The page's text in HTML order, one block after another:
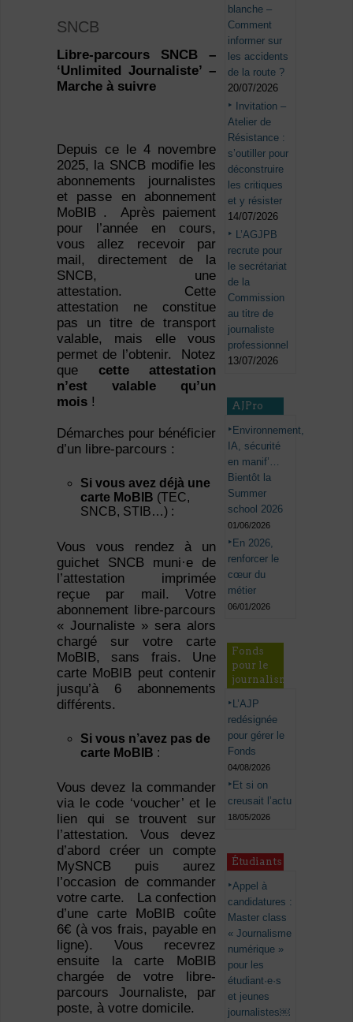
SNCB
Libre-parcours SNCB –
‘Unlimited Journaliste’ –
Marche à suivre
Depuis ce le 4 novembre
2025, la SNCB modifie les
abonnements journalistes
et passe en abonnement
MoBIB . Après paiement
pour l’année en cours,
vous allez recevoir par
mail, directement de la
SNCB, une
attestation. Cette
attestation ne constitue
pas un titre de transport
valable, mais elle vous
permet de l’obtenir. Notez
que cette attestation
n’est valable qu’un
mois!
Démarches pour bénéficier
d’un libre-parcours :
Si vous avez déjà une
carte MoBIB (TEC,
SNCB, STIB…) :
Vous vous rendez à un
guichet SNCB muni·e de
l’attestation imprimée
reçue par mail. Votre
abonnement libre-parcours
« Journaliste » sera alors
chargé sur votre carte
MoBIB, sans frais. Une
carte MoBIB peut contenir
jusqu’à 6 abonnements
différents.
Si vous n’avez pas de
carte MoBIB :
Vous devez la commander
via le code ‘voucher’ et le
lien qui se trouvent sur
l’attestation. Vous devez
d’abord créer un compte
MySNCB puis aurez
l’occasion de commander
votre carte. La confection
d’une carte MoBIB coûte
6€ (à vos frais, payable en
ligne). Vous recevrez
ensuite la carte MoBIB
chargée de votre libre-
parcours Journaliste, par
poste, à votre domicile.
blanche –
Comment
informer sur
les accidents
de la route ?
20/07/2026
Invitation –
Atelier de
Résistance :
s’outiller pour
déconstruire
les critiques
et y résister
14/07/2026
L’AGJPB
recrute pour
le secrétariat
de la
Commission
au titre de
journaliste
professionnel
13/07/2026
AJPro
Environnement,
IA, sécurité
en manif’…
Bientôt la
Summer
school 2026
01/06/2026
En 2026,
renforcer le
cœur du
métier
06/01/2026
Fonds
pour le
journalisme
L’AJP
redésignée
pour gérer le
Fonds
04/08/2026
Et si on
creusait l’actu
18/05/2026
Étudiants
Appel à
candidatures :
Master class
« Journalisme
numérique »
pour les
étudiant·e·s
et jeunes
journalistes￼